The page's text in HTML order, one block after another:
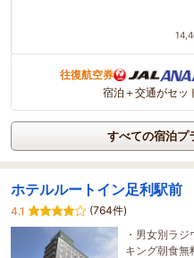
往復航空券
宿泊＋交通がセッ
すべての宿泊プ
ホテルルートイン足利駅前
4.1
(764件)
・男女別ラ
キング朝食無